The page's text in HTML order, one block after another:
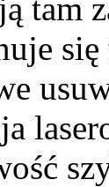
tam
się